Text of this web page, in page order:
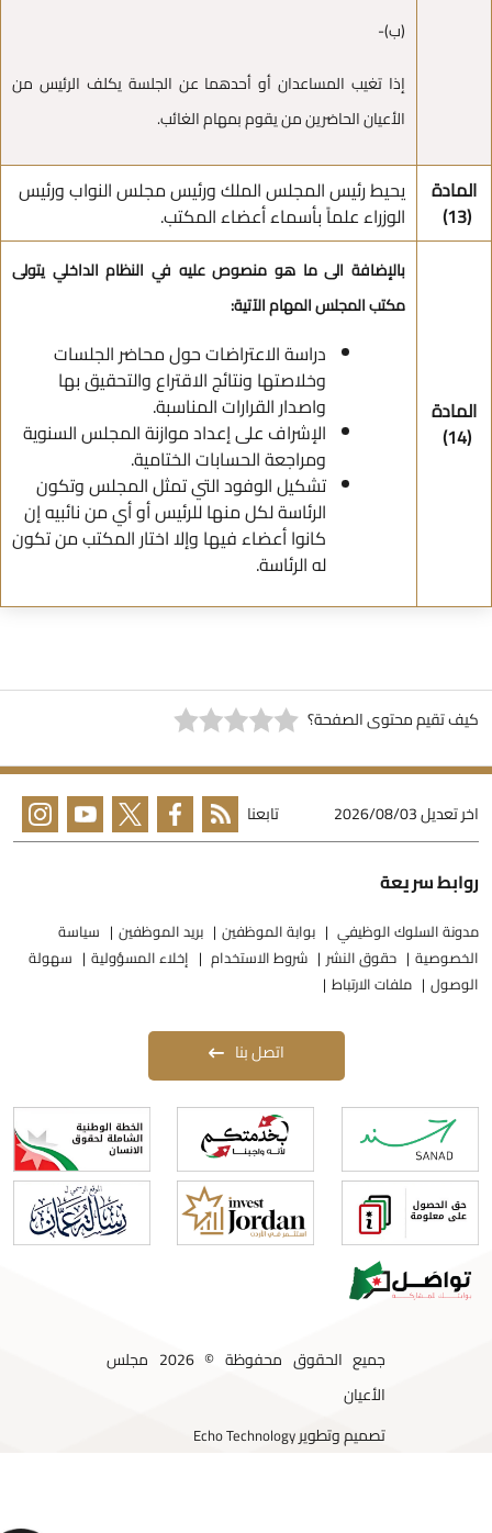
(ب)-
إذا تغيب المساعدان أو أحدهما عن الجلسة يكلف الرئيس من
الأعيان الحاضرين من يقوم بمهام الغائب.
المادة
يحيط رئيس المجلس الملك ورئيس مجلس النواب ورئيس
الوزراء علماً بأسماء أعضاء المكتب.
المادة
بالإضافة الى ما هو منصوص عليه في النظام الداخلي يتولى
مكتب المجلس المهام الآتية:
دراسة الاعتراضات حول محاضر الجلسات
وخلاصتها ونتائج الاقتراع والتحقيق بها
واصدار القرارات المناسبة.
الإشراف على إعداد موازنة المجلس السنوية
ومراجعة الحسابات الختامية.
تشكيل الوفود التي تمثل المجلس وتكون
الرئاسة لكل منها للرئيس أو أي من نائبيه إن
كانوا أعضاء فيها وإلا اختار المكتب من تكون
له الرئاسة.
كيف تقيم محتوى الصفحة؟
اخر تعديل2026/08/03 تابعنا
روابط سريعة
مدونة السلوك الوظيفي بوابة الموظفين بريد الموظفين
سياسة
الخصوصية
حقوق النشر شروط الاستخدام إخلاء المسؤولية
سهولة
الوصول
ملفات الارتباط
اتصل بنا
جميع الحقوق محفوظة © 2026 مجلس
الأعيان
تصميم وتطويرEcho Technology